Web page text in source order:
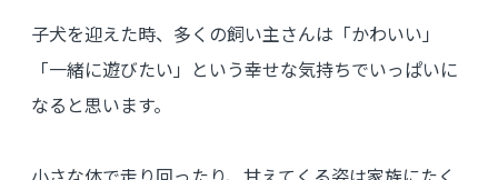
子犬を迎えた時、多くの飼い主さんは「かわいい」
「一緒に遊びたい」という幸せな気持ちでいっぱいに
なると思います。